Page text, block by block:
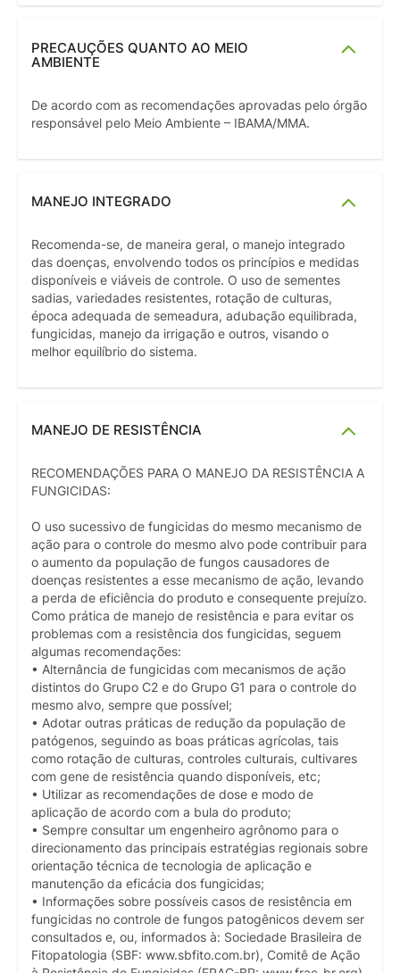
PRECAUÇÕES QUANTO AO MEIO
AMBIENTE
De acordo com as recomendações aprovadas pelo órgão
responsável pelo Meio Ambiente – IBAMA/MMA.
MANEJO INTEGRADO
Recomenda-se, de maneira geral, o manejo integrado
das doenças, envolvendo todos os princípios e medidas
disponíveis e viáveis de controle. O uso de sementes
sadias, variedades resistentes, rotação de culturas,
época adequada de semeadura, adubação equilibrada,
fungicidas, manejo da irrigação e outros, visando o
melhor equilíbrio do sistema.
MANEJO DE RESISTÊNCIA
RECOMENDAÇÕES PARA O MANEJO DA RESISTÊNCIA A
FUNGICIDAS:
O uso sucessivo de fungicidas do mesmo mecanismo de
ação para o controle do mesmo alvo pode contribuir para
o aumento da população de fungos causadores de
doenças resistentes a esse mecanismo de ação, levando
a perda de eficiência do produto e consequente prejuízo.
Como prática de manejo de resistência e para evitar os
problemas com a resistência dos fungicidas, seguem
algumas recomendações:
• Alternância de fungicidas com mecanismos de ação
distintos do Grupo C2 e do Grupo G1 para o controle do
mesmo alvo, sempre que possível;
• Adotar outras práticas de redução da população de
patógenos, seguindo as boas práticas agrícolas, tais
como rotação de culturas, controles culturais, cultivares
com gene de resistência quando disponíveis, etc;
• Utilizar as recomendações de dose e modo de
aplicação de acordo com a bula do produto;
• Sempre consultar um engenheiro agrônomo para o
direcionamento das principais estratégias regionais sobre
orientação técnica de tecnologia de aplicação e
manutenção da eficácia dos fungicidas;
• Informações sobre possíveis casos de resistência em
fungicidas no controle de fungos patogênicos devem ser
consultados e, ou, informados à: Sociedade Brasileira de
Fitopatologia (SBF: www.sbfito.com.br), Comitê de Ação